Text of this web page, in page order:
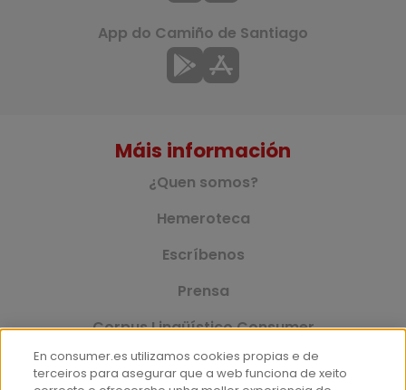
Máis información
¿Quen somos?
Hemeroteca
Escríbenos
Prensa
Corpus Lingüístico Consumer
App do Camiño de Santiago
En consumer.es utilizamos cookies propias e de
terceiros para asegurar que a web funciona de xeito